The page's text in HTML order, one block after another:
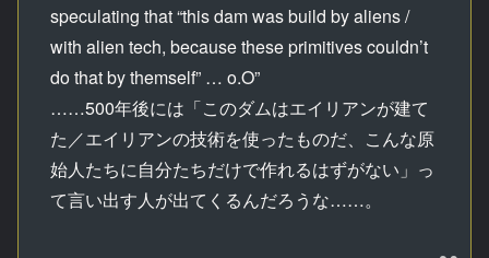
speculating that “this dam was build by aliens /
with alien tech, because these primitives couldn’t
do that by themself” … o.O”
……500年後には「このダムはエイリアンが建て
た／エイリアンの技術を使ったものだ、こんな原
始人たちに自分たちだけで作れるはずがない」っ
て言い出す人が出てくるんだろうな……。